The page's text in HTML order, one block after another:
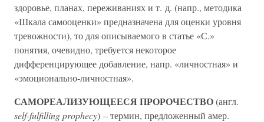
здоровье, планах, переживаниях и т. д. (напр., методика
«Шкала самооценки» предназначена для оценки уровня
тревожности), то для описываемого в статье «С.»
понятия, очевидно, требуется некоторое
дифференцирующее добавление, напр. «личностная» и
«эмоционально-личностная».
САМОРЕАЛИЗУЮЩЕЕСЯ ПРОРОЧЕСТВО(англ.
self-fulfilling prophecy) – термин, предложенный амер.